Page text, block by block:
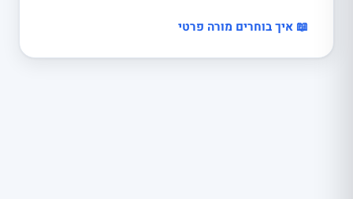
📖 איך בוחרים מורה פרטי